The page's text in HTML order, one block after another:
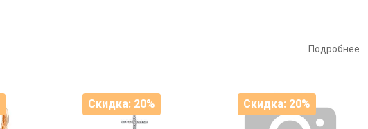
Подробнее
Скидка: 20% Скидка: 20%